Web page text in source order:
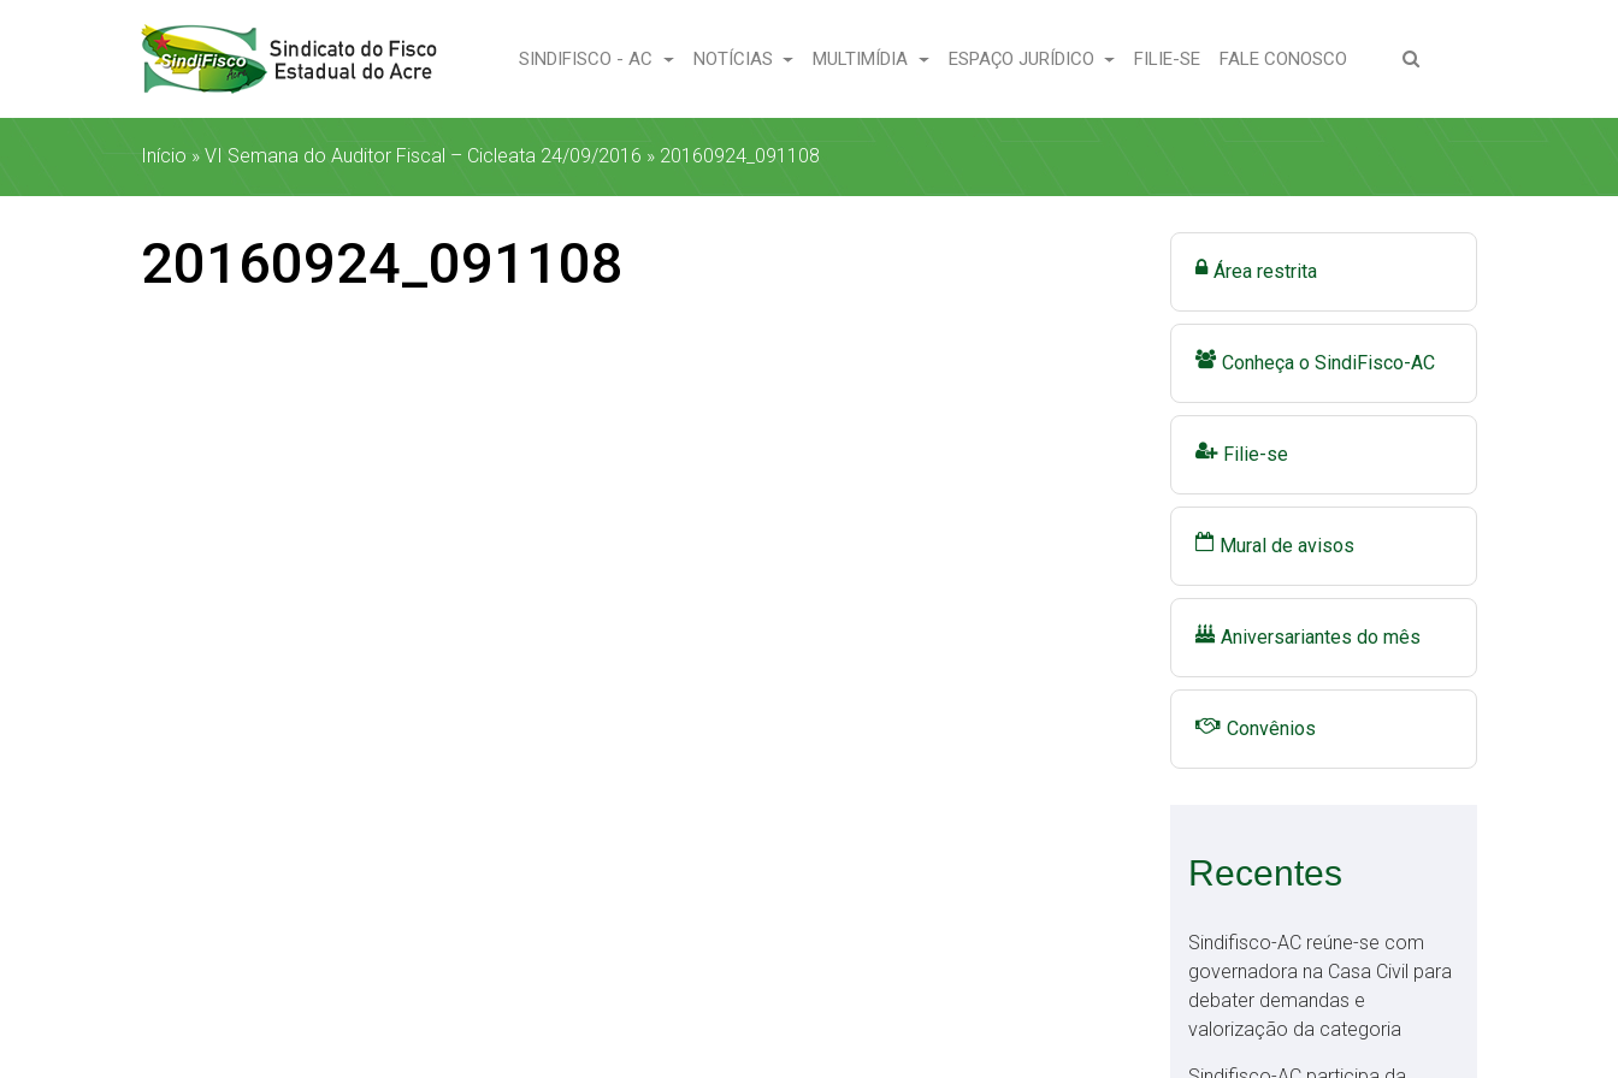
SINDIFISCO - AC NOTÍCIAS MULTIMÍDIA ESPAÇO JURÍDICO FILIE-SE(CURRENT)
FALE CONOSCO (CURRENT)
Início » VI Semana do Auditor Fiscal – Cicleata 24/09/2016 » 20160924_091108
20160924_091108 Área restrita
Conheça o SindiFisco-AC
Filie-se
Mural de avisos
Aniversariantes do mês
Convênios
Recentes
Sindifisco-AC reúne-se com
governadora na Casa Civil para
debater demandas e
valorização da categoria